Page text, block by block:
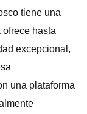
tiene una
hasta
excepcional,
una plataforma